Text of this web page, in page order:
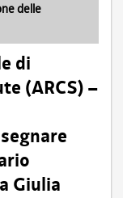
delle
di
(ARCS) –
Giulia